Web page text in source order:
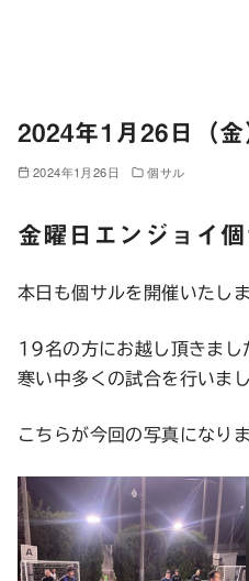
2024年1月26日（
2024年1月26日 個サル
金曜日エンジョイ
本日も個サルを開催いたし
19名の方にお越し頂きまし
寒い中多くの試合を行いまし
こちらが今回の写真になりま